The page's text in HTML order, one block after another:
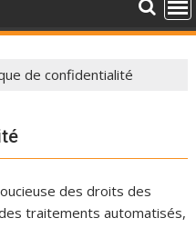
de confidentialité
des droits des
traitements automatisés,